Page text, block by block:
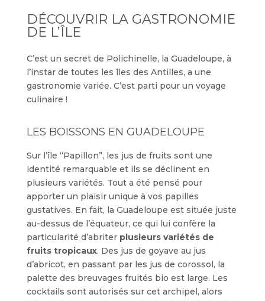
DÉCOUVRIR LA GASTRONOMIE
DE L’ÎLE
C’est un secret de Polichinelle, la Guadeloupe, à
l’instar de toutes les îles des Antilles, a une
gastronomie variée. C’est parti pour un voyage
culinaire !
LES BOISSONS EN GUADELOUPE
Sur l’île “Papillon”, les jus de fruits sont une
identité remarquable et ils se déclinent en
plusieurs variétés. Tout a été pensé pour
apporter un plaisir unique à vos papilles
gustatives. En fait, la Guadeloupe est située juste
au-dessus de l’équateur, ce qui lui confère la
particularité d’abriter plusieurs variétés de
fruits tropicaux. Des jus de goyave au jus
d’abricot, en passant par les jus de corossol, la
palette des breuvages fruités bio est large. Les
cocktails sont autorisés sur cet archipel, alors